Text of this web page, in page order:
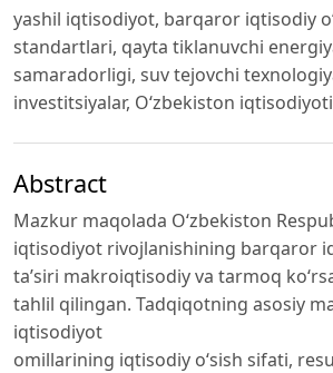
yashil iqtisodiyot, barqaror iqtisodiy
standartlari, qayta tiklanuvchi
samaradorligi, suv tejovchi
investitsiyalar, O‘zbekiston iqtisodiyoti
Abstract
Mazkur maqolada O‘zbekiston
iqtisodiyot rivojlanishining barqaror
ta’siri makroiqtisodiy va tarmoq
tahlil qilingan. Tadqiqotning asosiy
iqtisodiyot
omillarining iqtisodiy o‘sish sifati,